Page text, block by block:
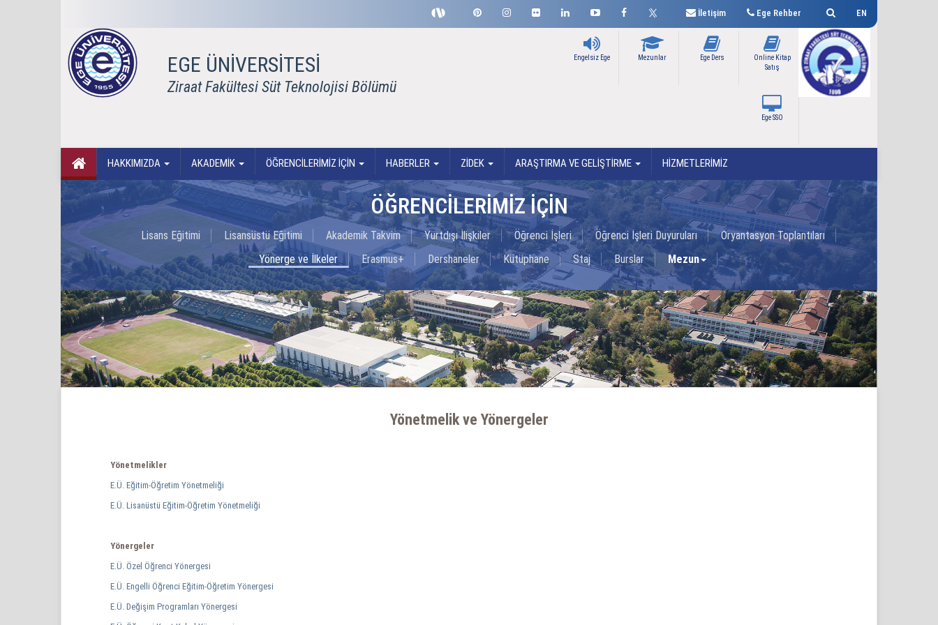
EN
Ege Rehber
İletişim
EGE ÜNİVERSİTESİ
Ziraat Fakültesi Süt Teknolojisi Bölümü
Online Kitap
Satış
Ege Ders
Mezunlar
Engelsiz Ege
Ege SSO
HAKKIMIZDA AKADEMİK ÖĞRENCİLERİMİZ İÇİN HABERLER ZİDEK ARAŞTIRMA VE GELİŞTİRME HİZMETLERİMİZ
ÖĞRENCİLERİMİZ İÇİN
Lisans Eğitimi Lisansüstü Eğitimi Akademik Takvim Yurtdışı İlişkiler Öğrenci İşleri Öğrenci İşleri Duyuruları
Oryantasyon Toplantıları
Yönerge ve İlkeler
Erasmus+ Dershaneler Kütüphane Staj Burslar Mezun
Yönetmelik ve Yönergeler
Yönetmelikler
E.Ü. Eğitim-Öğretim Yönetmeliği
E.Ü. Lisanüstü Eğitim-Öğretim Yönetmeliği
Yönergeler
E.Ü. Özel Öğrenci Yönergesi
E.Ü. Engelli Öğrenci Eğitim-Öğretim Yönergesi
E.Ü. Değişim Programları Yönergesi